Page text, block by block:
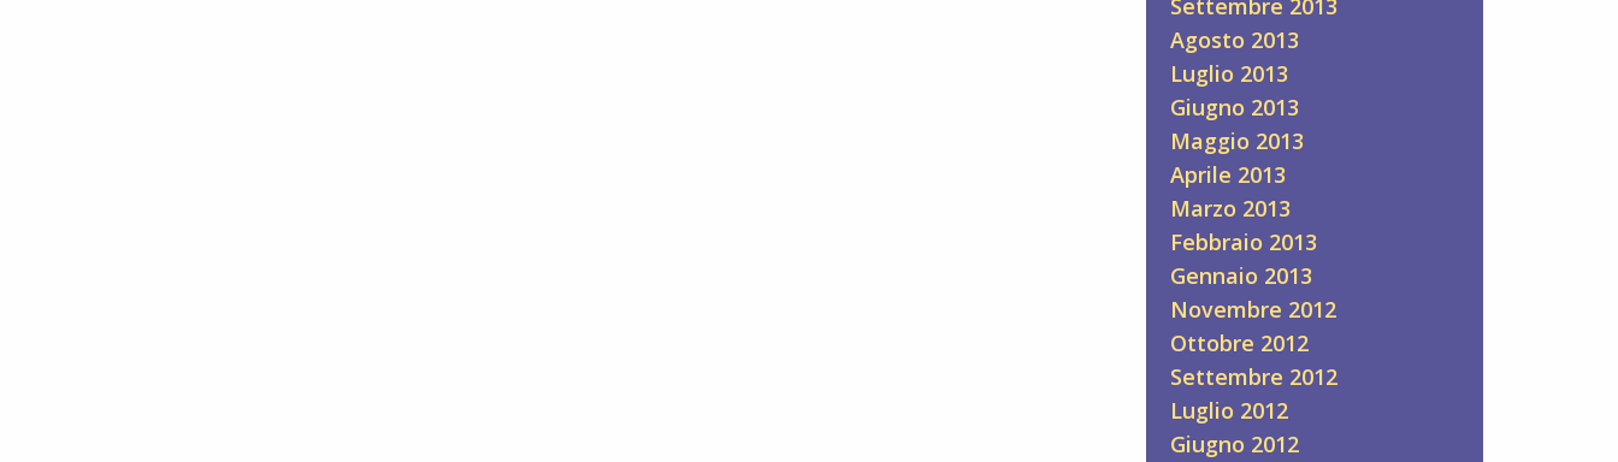
Settembre 2013
Agosto 2013
Luglio 2013
Giugno 2013
Maggio 2013
Aprile 2013
Marzo 2013
Febbraio 2013
Gennaio 2013
Novembre 2012
Ottobre 2012
Settembre 2012
Luglio 2012
Giugno 2012